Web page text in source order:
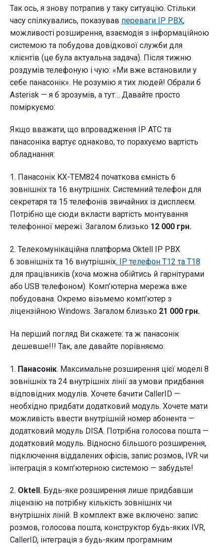
Так ось, я знову потрапив у таку ситуацію. Стільки
часу спілкувались, показував переваги IP PBX,
можливості розширення, взаємодія з інфо рмаційною
системою та побудова довідкової служби для
клієнтів (це була актуальна задача). Після тижню
роздумів телефоную і чую: «Ми вже встановили у
себе панасонік». Не розумію я тих людей! Обрали б
Asterisk — я б зрозумів, а тут… Давайте просто
поміркуємо:
Якщо вважати, що впровадження ІР АТС та
панасоніка вартує однаково, то порахуємо вартість
обладнання:
1. Панасонік KX-TEM824 початкова ємність 6
зовнішніх та 16 внутрішніх. Системний телефон для
секретаря та 15 телефонів звичайних із дисплеєм.
Потрібно ще сюди вкласти вартість монтування
телефонної мережі. Загалом близько 12 000 грн.
2. Телекомунікаційна платформа Oktell IP PBX
6 зовнішніх та 16 внутрішніх. ІР телефон Т12 та Т18
для працівників (хоча можна обійтись й гарнітурами
або USB телефоном). Комп’ютерна мережа вже
побудована. Окремо візьмемо комп’ютер з
ліцензійною Windows. Загалом близько 21 000 грн.
На перший погляд Ви скажете: та ж панасонік
дешевше!!! Так, але давайте порівняємо:
1. Панасонік. Максимальне розширення цієї моделі 8
зовнішніх та 24 внутрішніх лінії за умови придбання
відповідних модулів. Хочете бачити CallerID —
необхідно придбати додатковий модуль. Хочете мати
можливість ввести внутрішній номер абонента —
додатковий модуль DISA. Потрібна голосова пошта —
додатковий модуль. Відносно більшого розширення,
підключення віддалених офісів, запис розмов, IVR чи
інтеграція з комп’ютерною системою — забудьте!
2. Oktell . Будь-яке розширення лише придбавши
ліцензію на потрібну кількість зовнішніх чи
внутрішніх ліній. В комплект вже включено: запис
розмов, голосова пошта, конструктор будь-яких IVR,
CallerID, інтеграція з будь-яким програмним